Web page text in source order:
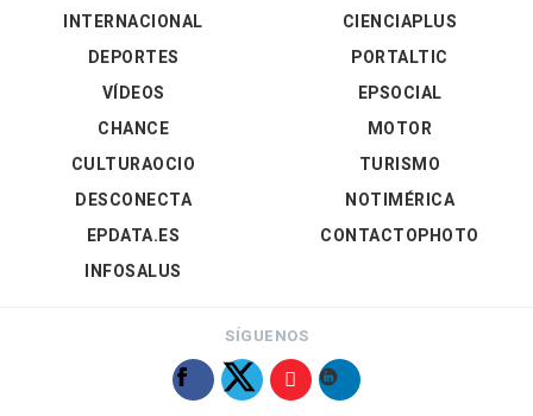
INTERNACIONAL
DEPORTES
VÍDEOS
CIENCIAPLUS
PORTALTIC
EPSOCIAL
CHANCE
CULTURAOCIO
DESCONECTA
EPDATA.ES
INFOSALUS
MOTOR
TURISMO
NOTIMÉRICA
CONTACTOPHOTO
SÍGUENOS